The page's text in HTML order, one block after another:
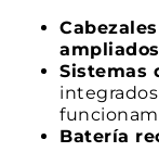
Cabezales
ampliados
Sistemas
Batería